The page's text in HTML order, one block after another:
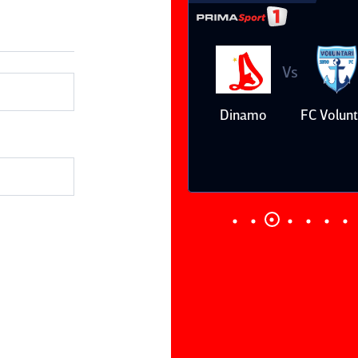
Farul
Vs
Dinamo
Vs
FC